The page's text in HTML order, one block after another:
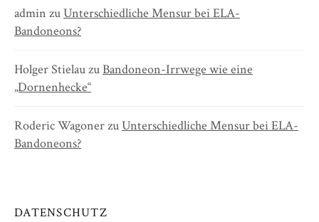
admin zuUnterschiedliche Mensur bei ELA-
Bandoneons?
Holger StielauzuBandoneon-Irrwege wie eine
„Dornenhecke“
Roderic WagonerzuUnterschiedliche Mensur bei ELA-
Bandoneons?
DATENSCHUTZ